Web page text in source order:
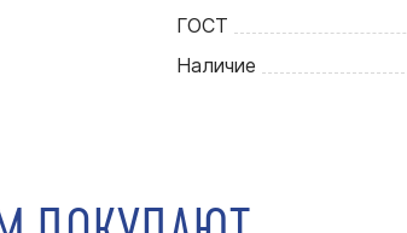
ГОСТ
Наличие